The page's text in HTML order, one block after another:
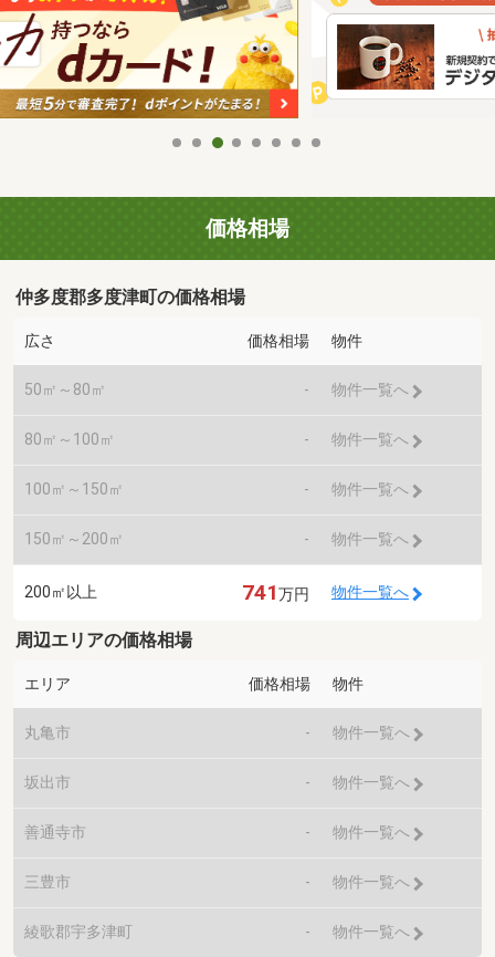
価格相場
仲多度郡多度津町の価格相場
広さ 価格相場 物件
50㎡～80㎡ - 物件一覧へ
80㎡～100㎡ - 物件一覧へ
100㎡～150㎡ - 物件一覧へ
150㎡～200㎡ - 物件一覧へ
200㎡以上 741万円 物件一覧へ
周辺エリアの価格相場
エリア 価格相場 物件
丸亀市 - 物件一覧へ
坂出市 - 物件一覧へ
善通寺市 - 物件一覧へ
三豊市 - 物件一覧へ
綾歌郡宇多津町 - 物件一覧へ